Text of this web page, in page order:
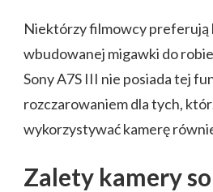
Niektórzy filmowcy preferują
wbudowanej migawki do
Sony A7S III nie posiada tej
rozczarowaniem dla tych,
wykorzystywać kamerę
Zalety kamery